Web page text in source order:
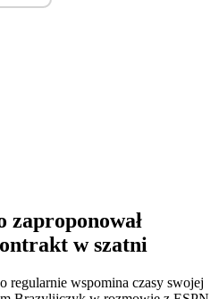
w szatni
regularnie wspomina czasy swojej